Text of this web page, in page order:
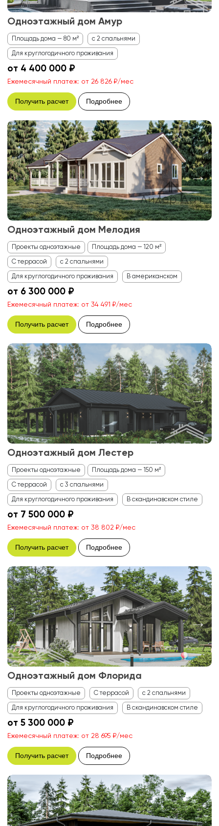
Одноэтажный дом Амур
Площадь дома — 80 м² с 2 спальнями
Для круглогодичного проживания
от 4 400 000 ₽
Ежемесячный платеж: от 26 826 ₽/мес
Получить расчет Подробнее
Одноэтажный дом Мелодия
Проекты одноэтажные Площадь дома — 120 м²
С террасой с 2 спальнями
Для круглогодичного проживания В американском
от 6 300 000 ₽
Ежемесячный платеж: от 34 491 ₽/мес
Получить расчет Подробнее
Одноэтажный дом Лестер
Проекты одноэтажные Площадь дома — 150 м²
С террасой с 3 спальнями
Для круглогодичного проживания В скандинавском стиле
от 7 500 000 ₽
Ежемесячный платеж: от 38 802 ₽/мес
Получить расчет Подробнее
Одноэтажный дом Флорида
Проекты одноэтажные С террасой с 2 спальнями
Для круглогодичного проживания В скандинавском стиле
от 5 300 000 ₽
Ежемесячный платеж: от 28 695 ₽/мес
Получить расчет Подробнее